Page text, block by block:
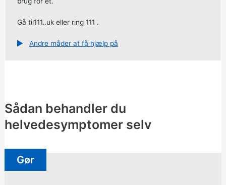
Gå til111..ukeller ring 111 .
Andre måder at få hjælp på
Sådan behandler du
helvedesymptomer selv
Gør